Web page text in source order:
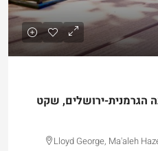
הגרמנית-ירושלים, שקט
Lloyd George, Ma'aleh